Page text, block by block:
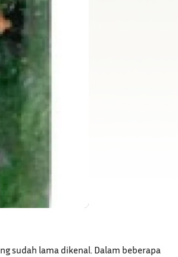
sudah lama dikenal. Dalam beberapa